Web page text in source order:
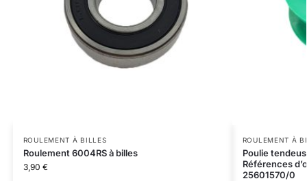
ROULEMENT À BILLES
Roulement 6004RS à billes
3,90 €
ROULEMENT À
Poulie
Références
25601570/0